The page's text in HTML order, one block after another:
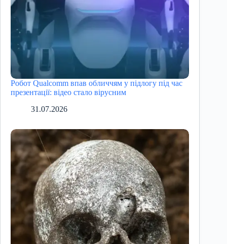
Робот Qualcomm впав обличчям у підлогу під час
презентації: відео стало вірусним
31.07.2026